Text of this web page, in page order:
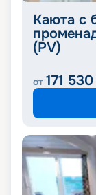
Каюта с
(PV)
от 171 530